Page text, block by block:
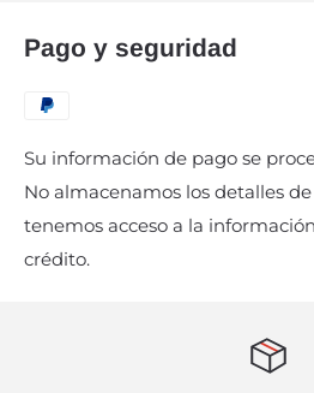
transportación derivados del
directamente con el producto
bastará con presentar el
sellado por la sucursal donde
La garantía quedará inválida
cualquier reclamo deberá
Pago y seguridad
Su información de pago se
No almacenamos los detalles
tenemos acceso a la
crédito.